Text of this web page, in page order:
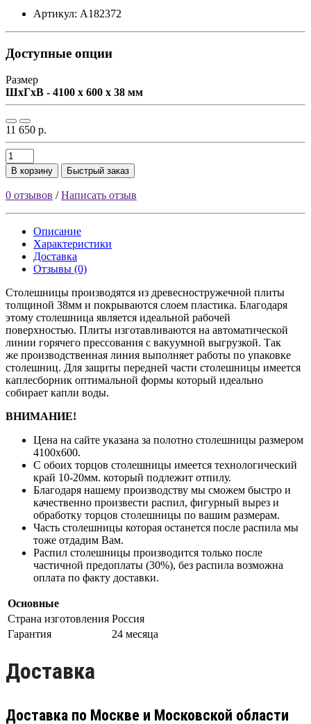
Артикул: А182372
Доступные опции
Размер
ШxГxВ - 4100 x 600 x 38 мм
11 650 р.
В корзину Быстрый заказ
0 отзывов /Написать отзыв
Описание
Характеристики
Доставка
Отзывы (0)
Столешницы производятся из древесностружечной плиты
толщиной 38мм и покрываются слоем пластика. Благодаря
этому столешница является идеальной рабочей
поверхностью. Плиты изготавливаются на автоматической
линии горячего прессования с вакуумной выгрузкой. Так
же производственная линия выполняет работы по упаковке
столешниц. Для защиты передней части столешницы имеется
каплесборник оптимальной формы который идеально
собирает капли воды.
ВНИМАНИЕ!
Цена на сайте указана за полотно столешницы размером
4100х600.
С обоих торцов столешницы имеется технологический
край 10-20мм. который подлежит отпилу.
Благодаря нашему производству мы сможем быстро и
качественно произвести распил, фигурный вырез и
обработку торцов столешницы по вашим размерам.
Часть столешницы которая останется после распила мы
тоже отдадим Вам.
Распил столешницы производится только после
частичной предоплаты (30%), без распила возможна
оплата по факту доставки.
Основные
Страна изготовления Россия
Гарантия
24 месяца
Доставка
Доставка по Москве и Московской области